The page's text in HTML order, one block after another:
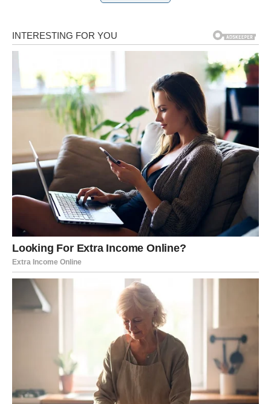
Sudbina vam mijenja pogled na ljubav
Pred vama su veoma zanimljivi i emotivni trenuci.
RAK
Rakovi su među najvećim ljubavnim miljenicima u
narednih 72 sata.
Poslije mnogo tuge dolazi osoba koja vam vraća vjeru da
prava ljubav ipak postoji.
Srce konačno bira sreću
Pred vama su veoma nježni i sudbinski trenuci.
LAV
Lavovima dolazi mnogo pažnje, novih emocija i ljubavne
Jedna osoba potpuno je očarana vašom energijom i više
ne želi skrivati osjećaje.